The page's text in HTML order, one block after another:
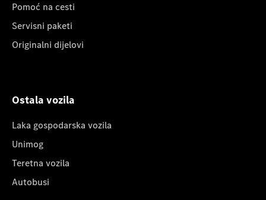
Pomoć na cesti
Servisni paketi
Originalni dijelovi
Ostala vozila
Laka gospodarska vozila
Unimog
Teretna vozila
Autobusi